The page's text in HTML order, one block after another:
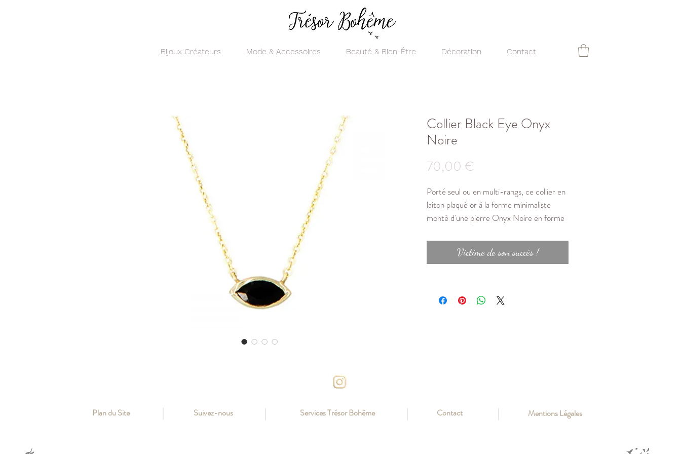
Collier Black Eye Onyx
Noire
70,00 €
Porté seul ou en multi-rangs, ce collier en
laiton plaqué or à la forme minimaliste
monté d'une pierre Onyx Noire en forme
douceur. L'Onyx Noire est une pierre
symbolise le calme et l'intelligence.
Victime de son succès !
Bijoux Créateurs Mode & Accessoires Beauté & Bien-Être Décoration Contact
Plan du Site Suivez-nous Services Trésor Bohême Contact Mentions Légales